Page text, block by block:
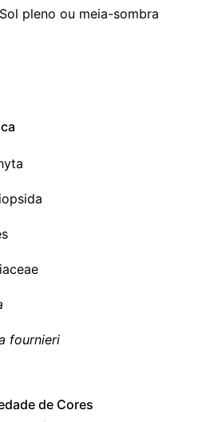
Sol pleno ou meia-sombra
fournieri
de Cores